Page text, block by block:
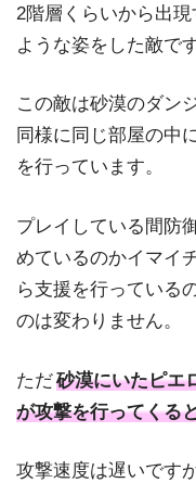
2階層くらいから出
ような姿をした敵です
この敵は砂漠のダン
同様に同じ部屋の中
を行っています。
プレイしている間防
めているのかイマイ
ら支援を行っている
のは変わりません。
ただ砂漠にいたピエ
が攻撃を行ってくる
攻撃速度は遅いです